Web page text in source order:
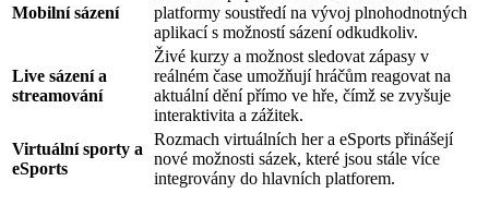
Mobilní sázení
platformy soustředí na vývoj plnohodnotných
aplikací s možností sázení odkudkoliv.
Live sázení a
streamování
Živé kurzy a možnost sledovat zápasy v
reálném čase umožňují hráčům reagovat na
aktuální dění přímo ve hře, čímž se zvyšuje
interaktivita a zážitek.
Virtuální sporty a
eSports
Rozmach virtuálních her a eSports přinášejí
nové možnosti sázek, které jsou stále více
integrovány do hlavních platforem.